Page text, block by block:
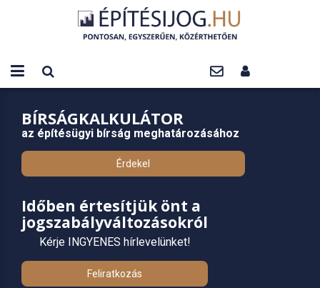
BÍRSÁGKALKULÁTOR
az építésügyi bírság meghatározásához
Érdekel
Időben értesítjük önt a
jogszabályváltozásokról
Kérje INGYENES hírlevelünket!
Feliratkozás